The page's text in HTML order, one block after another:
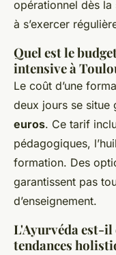
opérationnel dès la
à s’exercer
Quel est le
intensive à
Le coût d’une
deux jours se situe
euros. Ce tarif
pédagogiques,
formation. Des
garantissent pas
d’enseignement.
L'Ayurvéda est-il
tendances